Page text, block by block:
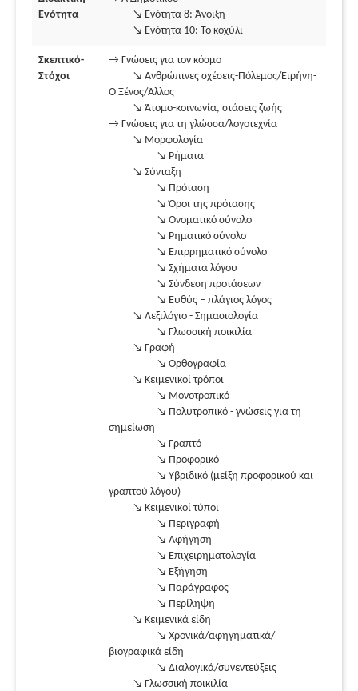
Ενότητα
↘ Ενότητα 8: Άνοιξη
↘ Ενότητα 10: Το κοχύλι
Σκεπτικό-
Στόχοι
→ Γνώσεις για τον κόσμο
↘ Ανθρώπινες σχέσεις-Πόλεμος/Ειρήνη-
Ο Ξένος/Άλλος
↘ Άτομο-κοινωνία, στάσεις ζωής
→ Γνώσεις για τη γλώσσα/λογοτεχνία
↘ Μορφολογία
↘ Ρήματα
↘ Σύνταξη
↘ Πρόταση
↘ Όροι της πρότασης
↘ Ονοματικό σύνολο
↘ Ρηματικό σύνολο
↘ Επιρρηματικό σύνολο
↘ Σχήματα λόγου
↘ Σύνδεση προτάσεων
↘ Ευθύς – πλάγιος λόγος
↘ Λεξιλόγιο - Σημασιολογία
↘ Γλωσσική ποικιλία
↘ Γραφή
↘ Ορθογραφία
↘ Κειμενικοί τρόποι
↘ Μονοτροπικό
↘ Πολυτροπικό - γνώσεις για τη
σημείωση
↘ Γραπτό
↘ Προφορικό
↘ Υβριδικό (μείξη προφορικού και
γραπτού λόγου)
↘ Κειμενικοί τύποι
↘ Περιγραφή
↘ Αφήγηση
↘ Επιχειρηματολογία
↘ Εξήγηση
↘ Παράγραφος
↘ Περίληψη
↘ Κειμενικά είδη
↘ Χρονικά/αφηγηματικά/
βιογραφικά είδη
↘ Διαλογικά/συνεντεύξεις
↘ Γλωσσική ποικιλία